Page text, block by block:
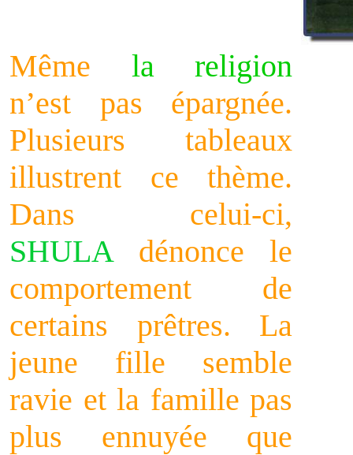
Même la religion
n’est pas épargnée.
Plusieurs tableaux
illustrent ce thème.
Dans celui-ci,
SHULAdénonce le
comportement de
certains prêtres. La
jeune fille semble
ravie et la famille pas
plus ennuyée que